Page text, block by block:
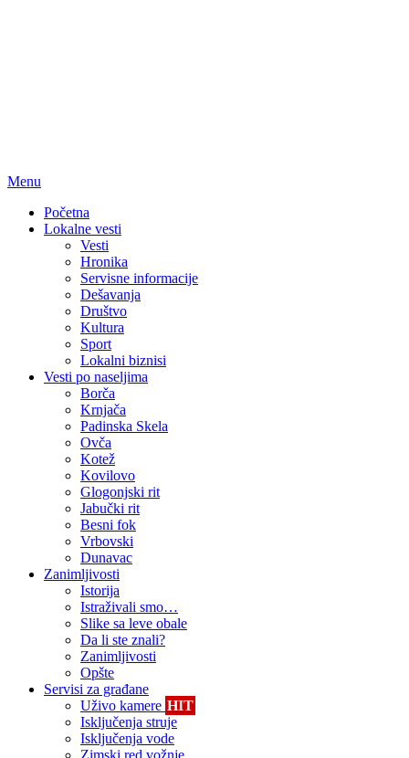
Menu
Početna
Lokalne vesti
Vesti
Hronika
Servisne informacije
Dešavanja
Društvo
Kultura
Sport
Lokalni biznisi
Vesti po naseljima
Borča
Krnjača
Padinska Skela
Ovča
Kotež
Kovilovo
Glogonjski rit
Jabučki rit
Besni fok
Vrbovski
Dunavac
Zanimljivosti
Istorija
Istraživali smo…
Slike sa leve obale
Da li ste znali?
Zanimljivosti
Opšte
Servisi za građane
Uživo kamere HIT
Isključenja struje
Isključenja vode
Zimski red vožnje